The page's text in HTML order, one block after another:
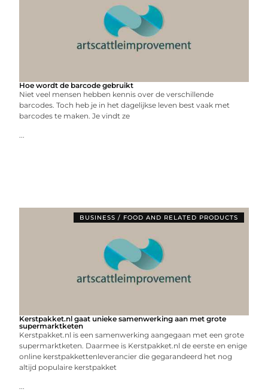
Hoe wordt de barcode gebruikt
Niet veel mensen hebben kennis over de verschillende
barcodes. Toch heb je in het dagelijkse leven best vaak met
barcodes te maken. Je vindt ze
...
BUSINESS / FOOD AND RELATED PRODUCTS
Kerstpakket.nl gaat unieke samenwerking aan met grote
supermarktketen
Kerstpakket.nl is een samenwerking aangegaan met een grote
supermarktketen. Daarmee is Kerstpakket.nl de eerste en enige
online kerstpakkettenleverancier die gegarandeerd het nog
altijd populaire kerstpakket
...